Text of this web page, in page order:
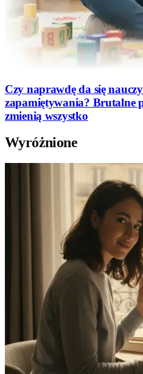
Czy naprawdę da się
zapamiętywania? Brutalne
zmienią wszystko
Wyróżnione